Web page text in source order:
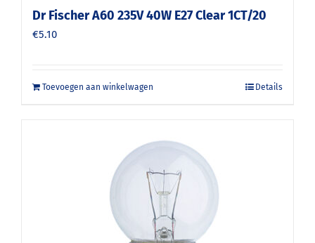
Dr Fischer A60 235V 40W E27 Clear 1CT/20
€5.10
Toevoegen aan winkelwagen Details